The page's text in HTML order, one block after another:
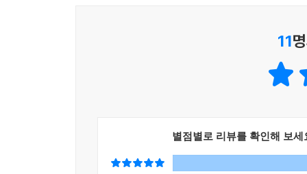
---「03. 인식을 만드는 일 ‘스토리가 만드는 브랜딩
브랜드에서 목소리와 말투에 해당하는 건 무엇
하고 어떤 느낌을 주어야 하는지 말이죠.
---「03. 인식을 만드는 일 ‘브랜드의 말과 글’」중
대신 실제 진행한 프로젝트, 읽은 책, 만난 사람
과정을 알리는 브랜딩 등, 매일같이 현실에서 브
11
별점별로 리뷰를 확인해 보세